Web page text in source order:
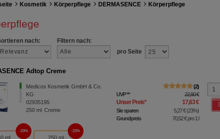
Kosmetik Körperpflege DERMASENCE Körperpflege
nach:
Filtern nach:
pro Seite
Adtop Creme
Medicos Kosmetik GmbH & Co.
KG
02935195
250 ml Creme
2
UVP** 22,90 €
Unser Preis* 17,63 €
Sie sparen 5,27 €(23%)
Grundpreis
70,52 €pro 1 l
ml
23%
250 ml
23%